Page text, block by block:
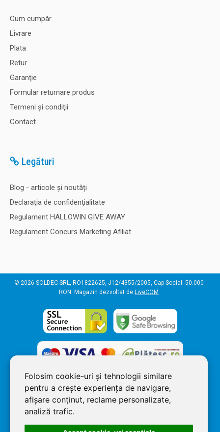
Folosim cookie-uri și tehnologii similare
pentru a crește experiența de navigare,
afișare conținut, reclame personalizate,
analiză trafic.
Cum cumpăr
Livrare
Plata
Retur
Garanţie
Formular returnare produs
Termeni şi condiţii
Contact
Legături
Blog - articole și noutăți
Declaraţia de confidenţialitate
Regulament HALLOWIN GIVE AWAY
Regulament Concurs Marketing Afiliat
© 2026 SOLDEC SRL, RO1822625, J12/4355/2005, Cap Social: 50.000
RON. Magazin dezvoltat de LiveCOM